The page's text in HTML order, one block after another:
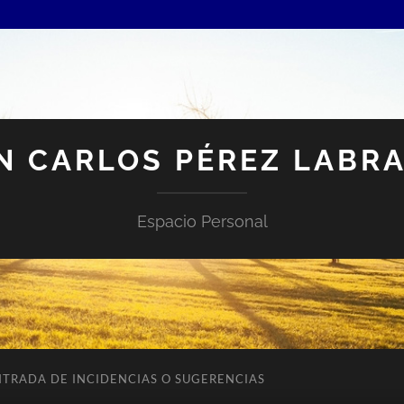
CARLOS PÉREZ
Espacio Personal
DE INCIDENCIAS O SUGERENCIAS